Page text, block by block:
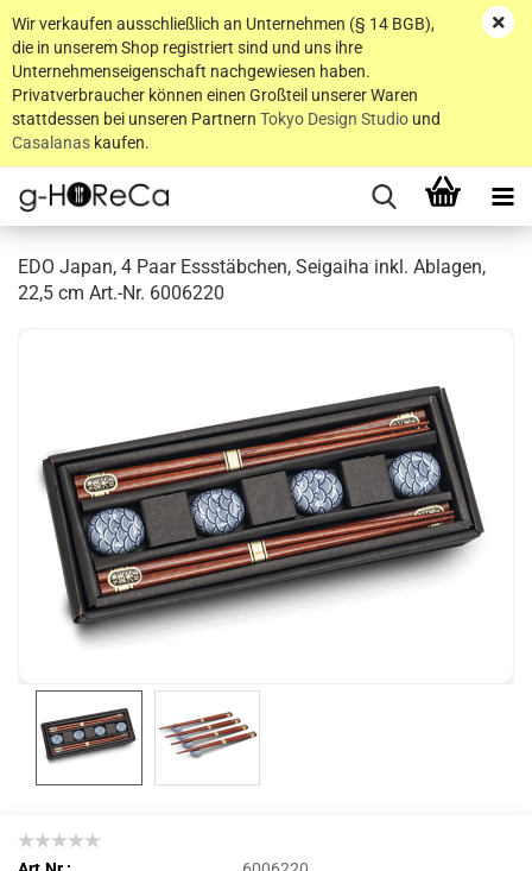
Wir verkaufen ausschließlich an Unternehmen (§ 14 BGB),
die in unserem Shop registriert sind und uns ihre
Unternehmenseigenschaft nachgewiesen haben.
Privatverbraucher können einen Großteil unserer Waren
stattdessen bei unseren Partnern Tokyo Design Studio und
Casalanas kaufen.
EDO Japan, 4 Paar Essstäbchen, Seigaiha inkl. Ablagen,
22,5 cm Art.-Nr. 6006220